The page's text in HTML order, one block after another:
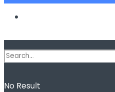
No Result